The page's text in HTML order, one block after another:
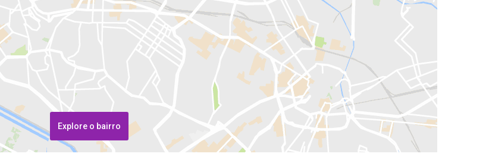
Explore o bairro